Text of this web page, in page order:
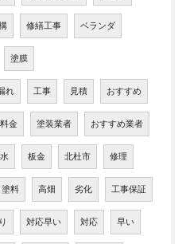
修繕工事 ベランダ
塗膜
れ 工事 見積 おすすめ
料金 塗装業者 おすすめ業者
板金 北杜市 修理
塗料 高畑 劣化 工事保証
対応早い 対応 早い